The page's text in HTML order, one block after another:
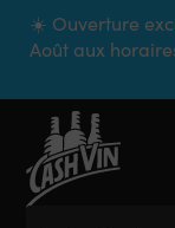
☀️ Ouverture
Août aux
Panneau de gestion